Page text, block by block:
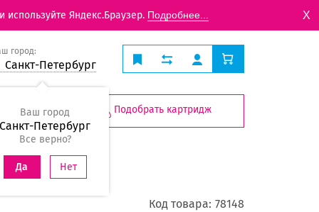
Яндекс.Браузер. Подробнее... X
город:
Санкт-Петербург
Ваш город
Санкт-Петербург
Все верно?
Да Нет
Подобрать картридж
Код товара: 78148